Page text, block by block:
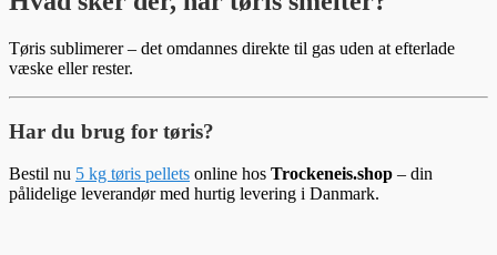
Tøris sublimerer – det omdannes direkte til gas uden at efterlade
væske eller rester.
Har du brug for tøris?
Bestil nu 5 kg tøris pellets online hos Trockeneis.shop – din
pålidelige leverandør med hurtig levering i Danmark.